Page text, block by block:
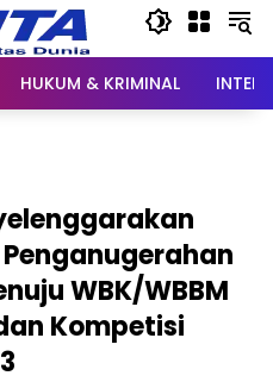
HUKUM & KRIMINAL
WBK/WBBM
Kompetisi